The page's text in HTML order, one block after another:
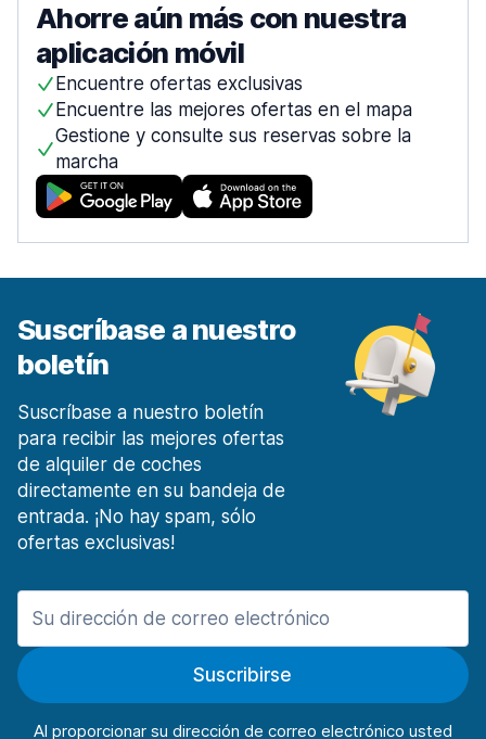
Ahorre aún más con nuestra
aplicación móvil
Encuentre ofertas exclusivas
Encuentre las mejores ofertas en el mapa
Gestione y consulte sus reservas sobre la
marcha
Suscríbase a nuestro
boletín
Suscríbase a nuestro boletín
para recibir las mejores ofertas
de alquiler de coches
directamente en su bandeja de
entrada. ¡No hay spam, sólo
ofertas exclusivas!
Suscribirse
Al proporcionar su dirección de correo electrónico usted